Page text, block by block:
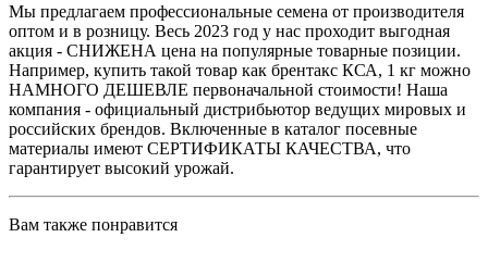
Мы предлагаем профессиональные семена от производителя
оптом и в розницу. Весь 2023 год у нас проходит выгодная
акция - СНИЖЕНА цена на популярные товарные позиции.
Например, купить такой товар как брентакс КСА, 1 кг можно
НАМНОГО ДЕШЕВЛЕ первоначальной стоимости! Наша
компания - официальный дистрибьютор ведущих мировых и
российских брендов. Включенные в каталог посевные
материалы имеют СЕРТИФИКАТЫ КАЧЕСТВА, что
гарантирует высокий урожай.
Вам также понравится